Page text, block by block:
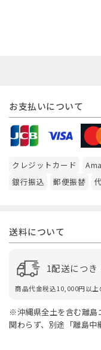
お支払いについて
クレジットカード
銀行振込
郵便振替
送料について
1配送につ
商品代金税込10,000円以
※沖縄県全土を含む離島
関わらず、別途「離島中